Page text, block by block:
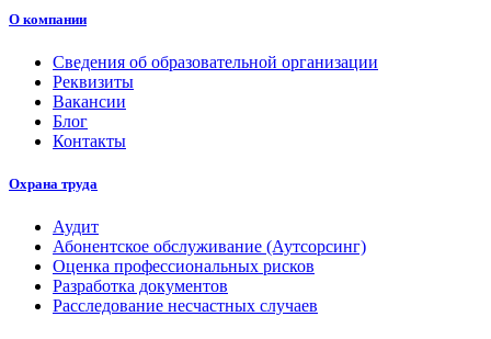
О компании
Сведения об образовательной организации
Реквизиты
Вакансии
Блог
Контакты
Охрана труда
Аудит
Абонентское обслуживание (Аутсорсинг)
Оценка профессиональных рисков
Разработка документов
Расследование несчастных случаев